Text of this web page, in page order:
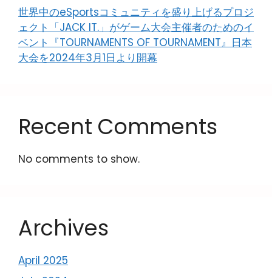
世界中のeSportsコミュニティを盛り上げるプロジ
ェクト「JACK IT.」がゲーム大会主催者のためのイ
ベント『TOURNAMENTS OF TOURNAMENT』日本
大会を2024年3月1日より開幕
Recent Comments
No comments to show.
Archives
April 2025